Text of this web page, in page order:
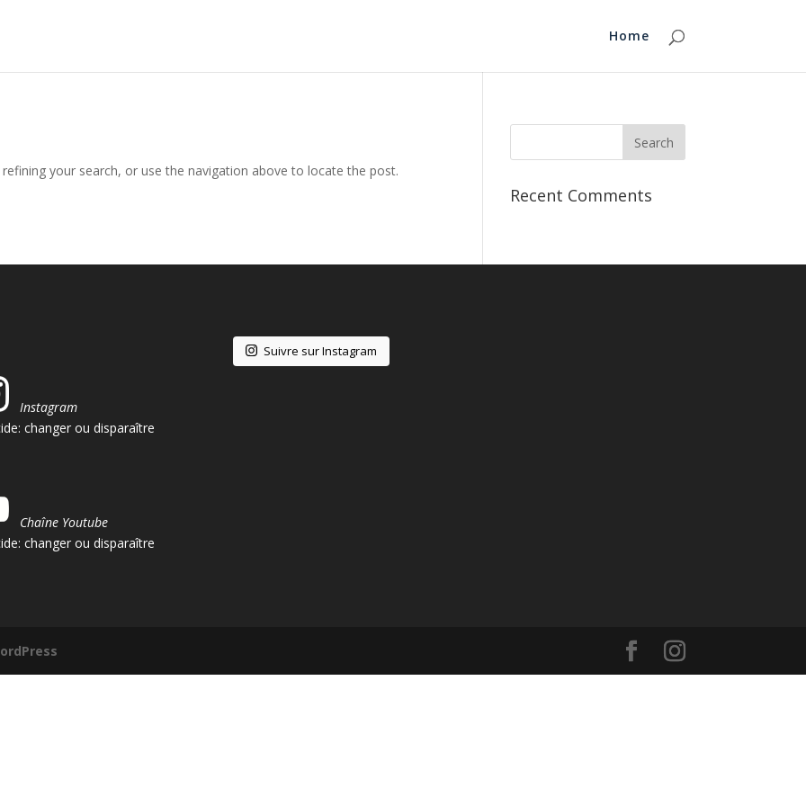
Home
your search, or use the navigation above to locate the post.
Recent Comments
Instagram
changer ou disparaître
Chaîne Youtube
changer ou disparaître
Suivre sur Instagram